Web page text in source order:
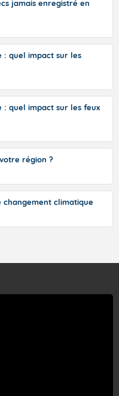
Ces
vient du latin trasmontanus,
régions montagneuses
jamais enregistré en
: quel impact sur les
: quel impact sur les feux
région ?
changement climatique